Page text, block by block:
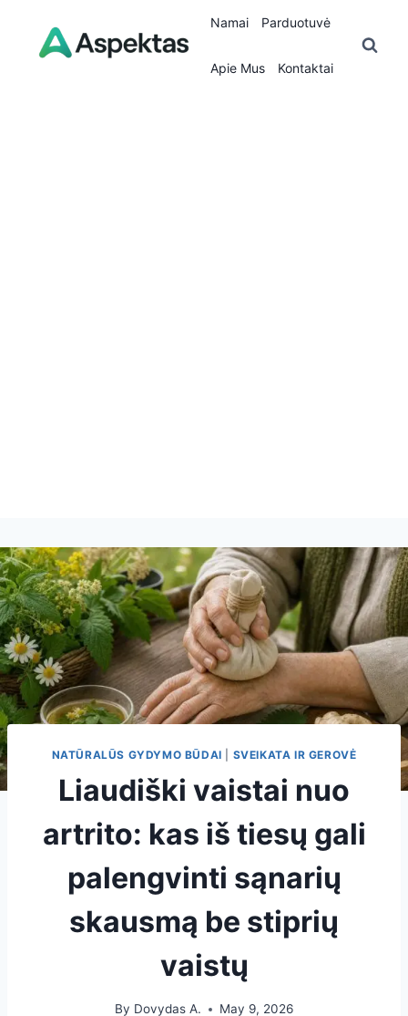
content
Namai Parduotuvė
Apie Mus Kontaktai
NATŪRALŪS GYDYMO BŪDAI SVEIKATA IR GEROVĖ
Liaudiški vaistai nuo
artrito: kas iš tiesų gali
palengvinti sąnarių
skausmą be stiprių
vaistų
By Dovydas A. May 9, 2026